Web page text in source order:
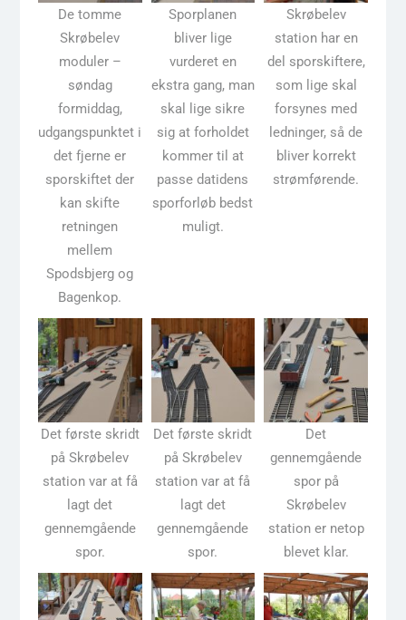
De tomme
Skrøbelev
moduler –
søndag
formiddag,
udgangspunktet i
det fjerne er
sporskiftet der
kan skifte
retningen
mellem
Spodsbjerg og
Bagenkop.
Sporplanen
bliver lige
vurderet en
ekstra gang, man
skal lige sikre
sig at forholdet
kommer til at
passe datidens
sporforløb bedst
muligt.
Skrøbelev
station har en
del sporskiftere,
som lige skal
forsynes med
ledninger, så de
bliver korrekt
strømførende.
Det første skridt
på Skrøbelev
station var at få
lagt det
gennemgående
spor.
Det første skridt
på Skrøbelev
station var at få
lagt det
gennemgående
spor.
Det
gennemgående
spor på
Skrøbelev
station er netop
blevet klar.